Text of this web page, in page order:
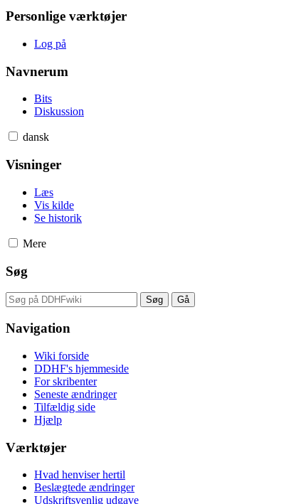
Personlige værktøjer
Log på
Navnerum
Bits
Diskussion
dansk
Visninger
Læs
Vis kilde
Se historik
Mere
Søg
Navigation
Wiki forside
DDHF's hjemmeside
For skribenter
Seneste ændringer
Tilfældig side
Hjælp
Værktøjer
Hvad henviser hertil
Beslægtede ændringer
Udskriftsvenlig udgave